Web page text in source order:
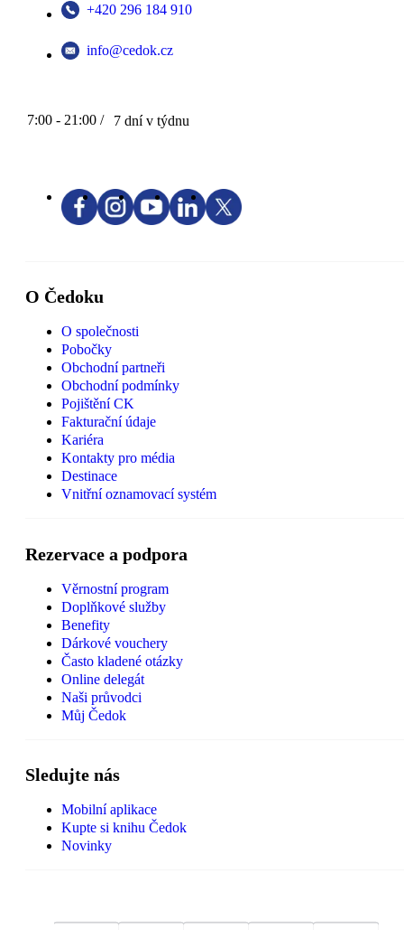
+420 296 184 910
info@cedok.cz
7:00 - 21:00 / 7 dní v týdnu
O Čedoku
O společnosti
Pobočky
Obchodní partneři
Obchodní podmínky
Pojištění CK
Fakturační údaje
Kariéra
Kontakty pro média
Destinace
Vnitřní oznamovací systém
Rezervace a podpora
Věrnostní program
Doplňkové služby
Benefity
Dárkové vouchery
Často kladené otázky
Online delegát
Naši průvodci
Můj Čedok
Sledujte nás
Mobilní aplikace
Kupte si knihu Čedok
Novinky